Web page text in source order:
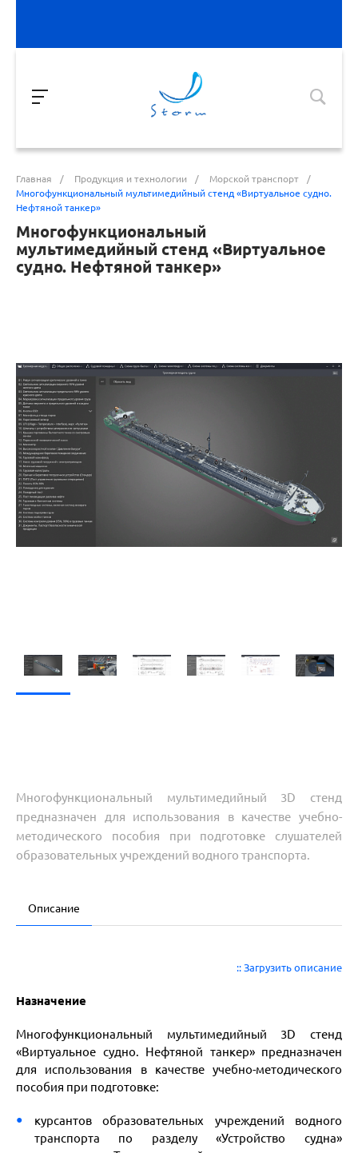
Главная / Продукция и технологии / Морской транспорт
/
Многофункциональный мультимедийный стенд «Виртуальное судно.
Нефтяной танкер»
Многофункциональный
мультимедийный стенд «Виртуальное
судно. Нефтяной танкер»
Многофункциональный мультимедийный 3D стенд
предназначен для использования в качестве учебно-
методического пособия при подготовке слушателей
образовательных учреждений водного транспорта.
Описание
:: Загрузить описание
Назначение
Многофункциональный мультимедийный 3D стенд
«Виртуальное судно. Нефтяной танкер» предназначен
для использования в качестве учебно-методического
пособия при подготовке:
курсантов образовательных учреждений водного
транспорта по разделу «Устройство судна»